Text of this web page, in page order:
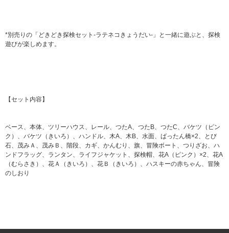
*別売りの「どきどき探検セット-ラテネコきょうだい-」と一緒に遊ぶと、探検
遊びが楽しめます。
【セット内容】
ベース、本体、ツリーハウス、レール、つたA、つたB、つたC、バケツ（ピン
ク）、バケツ（きいろ）、ハンドル、木A、木B、水面、ばったん橋×2、とび
石、茂みＡ、茂みＢ、階段、カギ、かんむり、旗、冒険ボート、つりざお、ハ
ンドフラッグ、ランタン、ライフジャケット、探検帽、花A（ピンク）×2、花A
（むらさき）、花Ａ（きいろ）、花Ｂ（きいろ）、ハスキーの赤ちゃん、冒険
のしおり